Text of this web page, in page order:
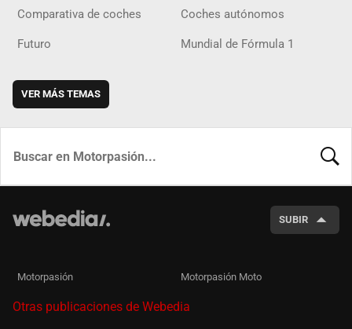
Comparativa de coches Coches autónomos
Futuro Mundial de Fórmula 1
VER MÁS TEMAS
SUBIR
Motorpasión Motorpasión Moto
Otras publicaciones de Webedia